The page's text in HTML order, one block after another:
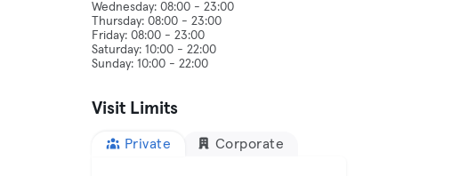
Wednesday: 08:00 - 23:00
Thursday: 08:00 - 23:00
Friday: 08:00 - 23:00
Saturday: 10:00 - 22:00
Visit Limits
Private Corporate